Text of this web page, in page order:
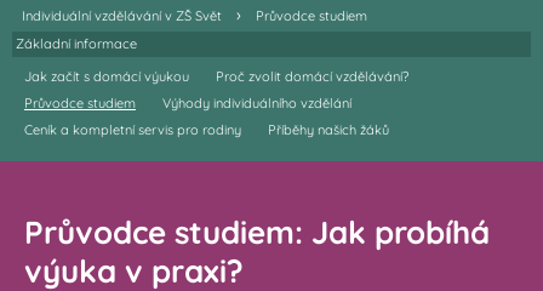
Individuální vzdělávání v ZŠ Svět ›
Průvodce studiem
Základní informace
Jak začít s domácí výukou
Proč zvolit domácí vzdělávání?
Průvodce studiem
Výhody individuálního vzdělání
Ceník a kompletní servis pro rodiny
Příběhy našich žáků
Průvodce studiem: Jak probíhá
výuka v praxi?